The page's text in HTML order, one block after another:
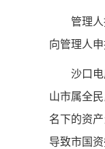
管理
向管理人
沙口
山市属全
名下的资
导致市国